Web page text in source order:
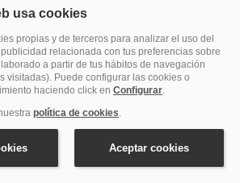
Badajoz
Monasterio Rocamador